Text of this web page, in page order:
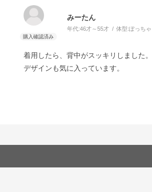
みーたん
年代:46才～55才 体型:ぽっち
着用したら、背中がスッキリしました
デザインも気に入っています。